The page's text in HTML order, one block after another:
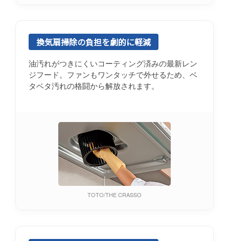
換気扇掃除の負担を劇的に軽減
油汚れがつきにくいコーティング済みの最新レン
ジフード。ファンもワンタッチで外せるため、ベ
タベタ汚れの格闘から解放されます。
TOTO/THE CRASSO